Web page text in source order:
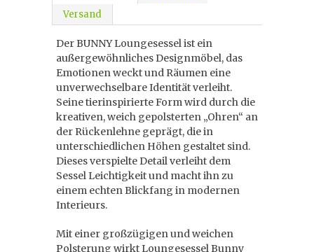
Versand
Der BUNNY Loungesessel ist ein
außergewöhnliches Designmöbel, das
Emotionen weckt und Räumen eine
unverwechselbare Identität verleiht.
Seine tierinspirierte Form wird durch die
kreativen, weich gepolsterten „Ohren“ an
der Rückenlehne geprägt, die in
unterschiedlichen Höhen gestaltet sind.
Dieses verspielte Detail verleiht dem
Sessel Leichtigkeit und macht ihn zu
einem echten Blickfang in modernen
Interieurs.
Mit einer großzügigen und weichen
Polsterung wirkt Loungesessel Bunny